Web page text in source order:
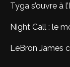
Tyga s’ouvre à
Night Call : le
LeBron James